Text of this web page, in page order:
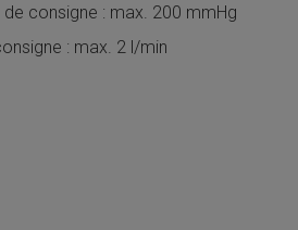
de consigne : max. 200 mmHg
: max. 2 l/min